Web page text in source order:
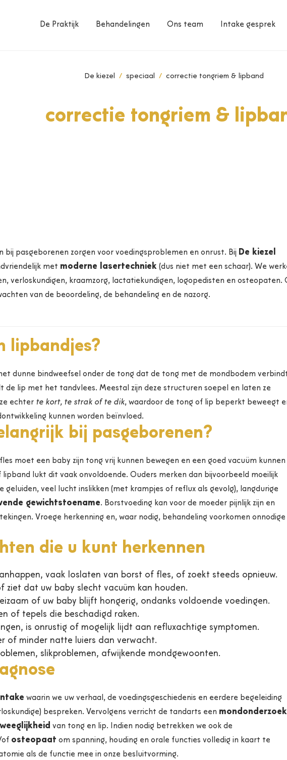
De Praktijk Behandelingen Ons team Intake gesprek
De kiezel speciaal correctie tongriem & lipband
correctie tongriem &
bij pasgeborenen zorgen voor voedingsproblemen en onrust. Bij De kiezel
met moderne lasertechniek (dus niet met een schaar). We
verloskundigen, kraamzorg, lactatiekundigen, logopedisten en osteopaten.
van de beoordeling, de behandeling en de nazorg.
lipbandjes?
dunne bindweefsel onder de tong dat de tong met de mondbodem
de lip met het tandvlees. Meestal zijn deze structuren soepel en laten ze
echter te kort, te strak of te dik, waardoor de tong of lip beperkt beweegt
kunnen worden beïnvloed.
bij pasgeborenen?
moet een baby zijn tong vrij kunnen bewegen en een goed vacuüm kunnen
lukt dit vaak onvoldoende. Ouders merken dan bijvoorbeeld moeilijk
geluiden, veel lucht inslikken (met krampjes of reflux als gevolg), langdurige
gewichtstoename. Borstvoeding kan voor de moeder pijnlijk zijn en
Vroege herkenning en, waar nodig, behandeling voorkomen onnodige
die u kunt herkennen
vaak loslaten van borst of fles, of zoekt steeds opnieuw.
ziet dat uw baby slecht vacuüm kan houden.
of uw baby blijft hongerig, ondanks voldoende voedingen.
of tepels die beschadigd raken.
is onrustig of mogelijk lijdt aan refluxachtige symptomen.
of minder natte luiers dan verwacht.
slikproblemen, afwijkende mondgewoonten.
waarin we uw verhaal, de voedingsgeschiedenis en eerdere begeleiding
bespreken. Vervolgens verricht de tandarts een mondonderzoek
van tong en lip. Indien nodig betrekken we ook de
of osteopaat om spanning, houding en orale functies volledig in kaart te
als de functie mee in onze besluitvorming.